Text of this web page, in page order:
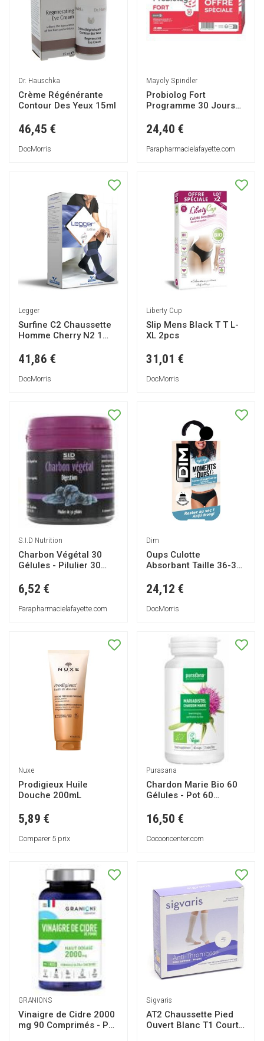
Dr. Hauschka
Crème Régénérante
Contour Des Yeux 15ml
46,45 €
DocMorris
Mayoly Spindler
Probiolog Fort
Programme 30 Jours
Lot 2 x 30 gélules
24,40 €
Parapharmacielafayette.com
Legger
Surfine C2 Chaussette
Homme Cherry N2 1
41,86 €
DocMorris
Liberty Cup
Slip Mens Black T T L-
XL 2pcs
31,01 €
DocMorris
S.I.D Nutrition
Charbon Végétal 30
Gélules - Pilulier 30
6,52 €
Parapharmacielafayette.com
Dim
Oups Culotte
Absorbant Taille 36-38
24,12 €
DocMorris
Nuxe
Prodigieux Huile
Douche 200mL
5,89 €
Comparer 5 prix
Purasana
Chardon Marie Bio 60
Gélules - Pot 60
16,50 €
Cocooncenter.com
GRANIONS
Vinaigre de Cidre 2000
mg 90 Comprimés - Pot
Sigvaris
AT2 Chaussette Pied
Ouvert Blanc T1 Court